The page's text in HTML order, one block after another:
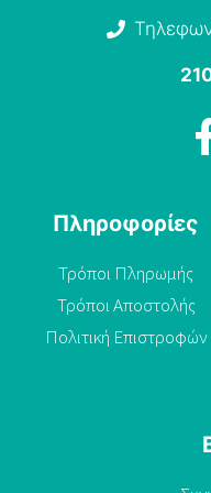
Πληροφορίες
Τρόποι Πληρωμής
Τρόποι Αποστολής
Πολιτική Επιστροφών